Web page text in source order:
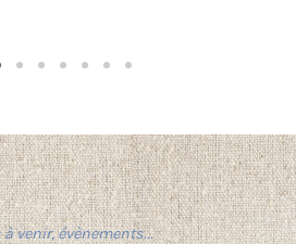
venir, évènements...